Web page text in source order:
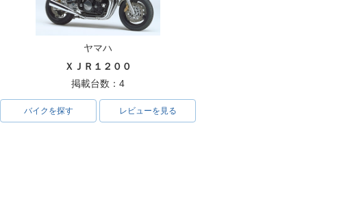
ヤマハ
ＸＪＲ１２００
掲載台数：4
バイクを探す レビューを見る